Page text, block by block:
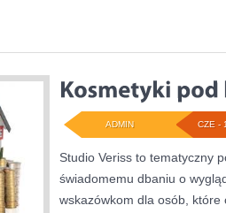
CZE -
ADMIN
Studio Veriss to tematyczny
świadomemu dbaniu o
wskazówkom dla osób,